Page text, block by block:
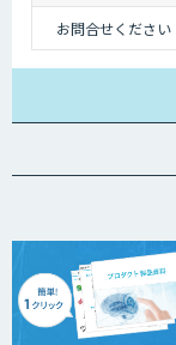
お問合せください